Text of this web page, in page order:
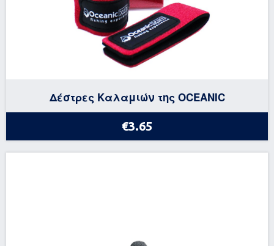
Δέστρες Καλαμιών της OCEANIC
€3.65